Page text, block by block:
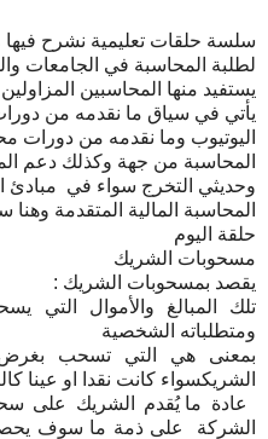
سلسة حلقات تعليمية نشرح
لطلبة المحاسبة في الجامعات
يستفيد منها المحاسبين
يأتي في سياق ما نقدمه من
اليوتيوب وما نقدمه من دورات
المحاسبة من جهة وكذلك دعم
وحديثي التخرج سواء في مبادئ
المحاسبة المالية المتقدمة
حلقة اليوم
مسحوبات الشريك
يقصد بمسحوبات الشريك :
تلك المبالغ والأموال التي
ومتطلباته الشخصية
بمعنى هي التي تسحب
الشريكسواء كانت نقدا او عينا
عادة ما يُقدم الشريك على
الشركة
على ذمة ما سوف